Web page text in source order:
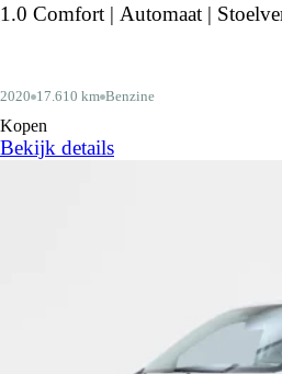
1.0 Comfort | Automaat |
2020 17.610 km Benzine
Kopen
Bekijk details